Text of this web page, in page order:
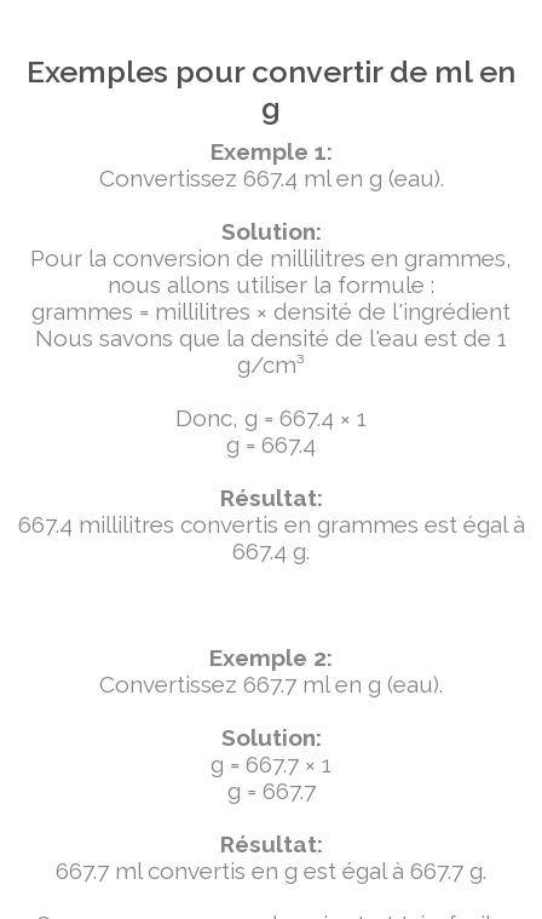
Exemples pour convertir de ml en
g
Exemple 1:
Convertissez 667.4 ml en g (eau).
Solution:
Pour la conversion de millilitres en grammes,
nous allons utiliser la formule :
grammes = millilitres × densité de l'ingrédient
Nous savons que la densité de l'eau est de 1
g/cm³
Donc, g = 667.4 × 1
g = 667.4
Résultat:
667.4 millilitres convertis en grammes est égal à
667.4 g.
Exemple 2:
Convertissez 667.7 ml en g (eau).
Solution:
g = 667.7 × 1
g = 667.7
Résultat:
667.7 ml convertis en g est égal à 667.7 g.